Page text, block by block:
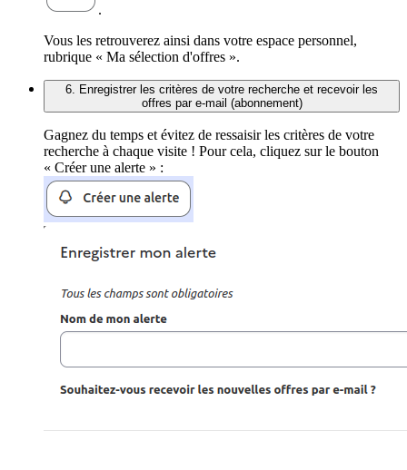
.
Vous les retrouverez ainsi dans votre espace personnel,
rubrique « Ma sélection d'offres ».
6. Enregistrer les critères de votre recherche et recevoir les
offres par e-mail (abonnement)
Gagnez du temps et évitez de ressaisir les critères de votre
recherche à chaque visite ! Pour cela, cliquez sur le bouton
« Créer une alerte » :